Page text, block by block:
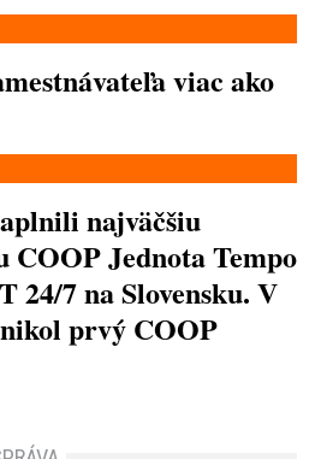
viac ako
najväčšiu
COOP Jednota Tempo
24/7 na Slovensku. V
prvý COOP